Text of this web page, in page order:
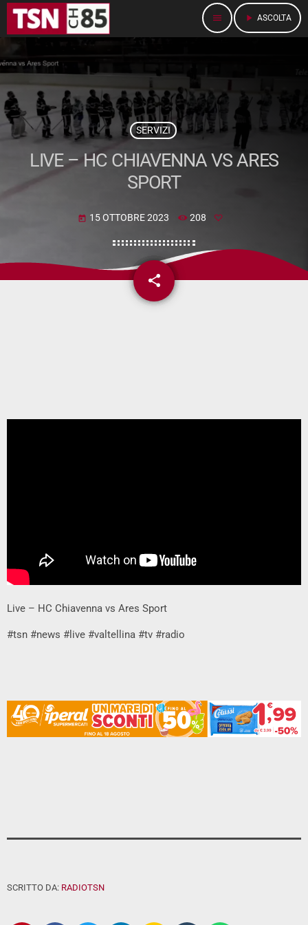
menu play_arrow ASCOLTA
SERVIZI
LIVE – HC CHIAVENNA VS ARES
SPORT
today 15 OTTOBRE 2023 208
share
email
Live – HC Chiavenna vs Ares Sport
#tsn #news #live #valtellina #tv #radio
SCRITTO DA: RADIOTSN